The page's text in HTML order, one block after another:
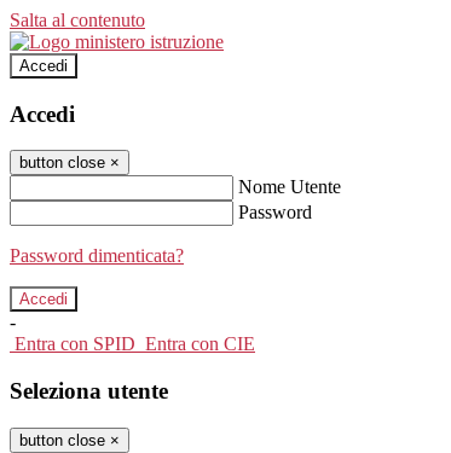
Salta al contenuto
Accedi
Accedi
button close ×
Nome Utente
Password
Password dimenticata?
-
Entra con SPID Entra con CIE
Seleziona utente
button close ×